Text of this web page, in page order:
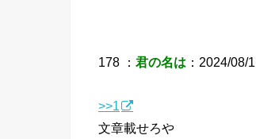
178 ： 君の名は ：2024/08/
>>1
文章載せろや